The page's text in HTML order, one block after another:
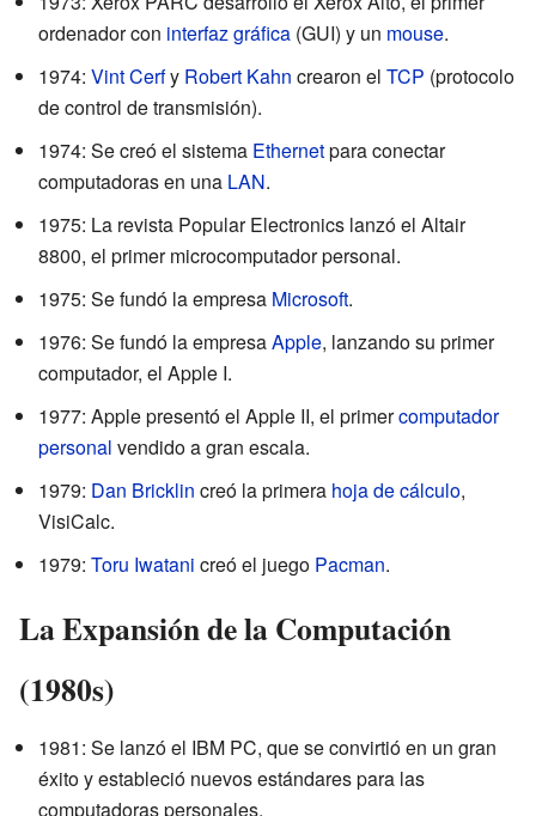
ordenador con interfaz gráfica (GUI) y un mouse.
1974: Vint Cerfy Robert Kahn crearon el TCP (protocolo
de control de transmisión).
1974: Se creó el sistema Ethernetpara conectar
computadoras en una LAN.
1975: La revista Popular Electronics lanzó el Altair
8800, el primer microcomputador personal.
1975: Se fundó la empresa Microsoft.
1976: Se fundó la empresaApple, lanzando su primer
computador, el Apple I.
1977: Apple presentó el Apple II, el primercomputador
personal vendido a gran escala.
1979: Dan Bricklin creó la primera hoja de cálculo,
VisiCalc.
1979: Toru Iwatani creó el juego Pacman.
La Expansión de la Computación
(1980s)
1981: Se lanzó el IBM PC, que se convirtió en un gran
éxito y estableció nuevos estándares para las
computadoras personales.